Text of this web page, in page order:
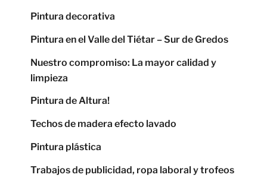
Pintura decorativa
Pintura en el Valle del Tiétar – Sur de Gredos
Nuestro compromiso: La mayor calidad y
limpieza
Pintura de Altura!
Techos de madera efecto lavado
Pintura plástica
Trabajos de publicidad, ropa laboral y trofeos